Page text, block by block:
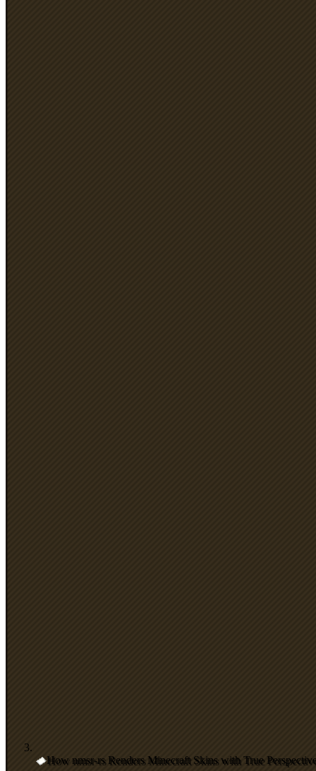
How nmsr-rs Renders Minecraft Skins with True